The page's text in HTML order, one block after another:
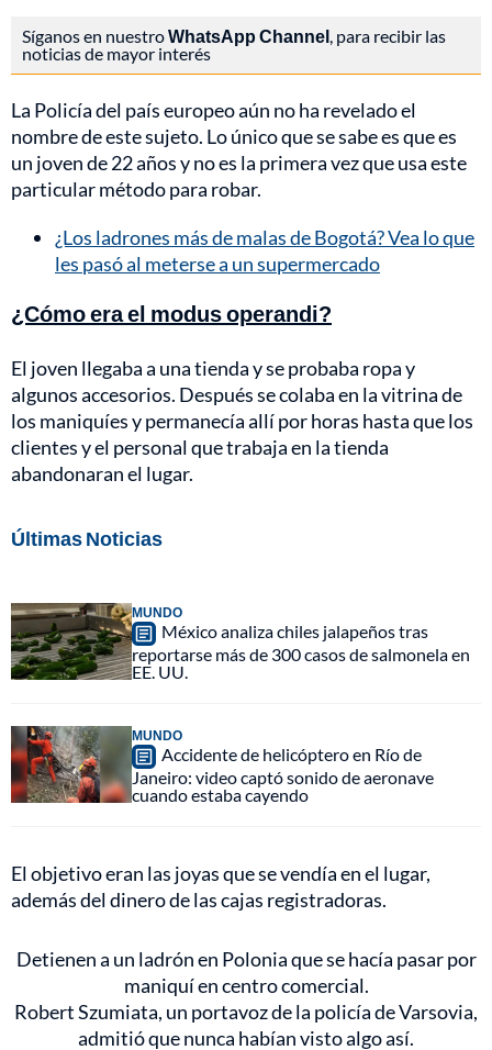
Síganos en nuestroWhatsApp Channel, para recibir las
noticias de mayor interés
La Policía del país europeo aún no ha revelado el
nombre de este sujeto. Lo único que se sabe es que es
un joven de 22 años y no es la primera vez que usa este
particular método para robar.
¿Los ladrones más de malas de Bogotá? Vea lo que
les pasó al meterse a un supermercado
¿Cómo era el modus operandi?
El joven llegaba a una tienda y se probaba ropa y
algunos accesorios. Después se colaba en la vitrina de
los maniquíes y permanecía allí por horas hasta que los
clientes y el personal que trabaja en la tienda
abandonaran el lugar.
Últimas Noticias
MUNDO
México analiza chiles jalapeños tras
reportarse más de 300 casos de salmonela en
EE. UU.
MUNDO
Accidente de helicóptero en Río de
Janeiro: video captó sonido de aeronave
cuando estaba cayendo
El objetivo eran las joyas que se vendía en el lugar,
además del dinero de las cajas registradoras.
Detienen a un ladrón en Polonia que se hacía pasar por
maniquí en centro comercial.
Robert Szumiata, un portavoz de la policía de Varsovia,
admitió que nunca habían visto algo así.